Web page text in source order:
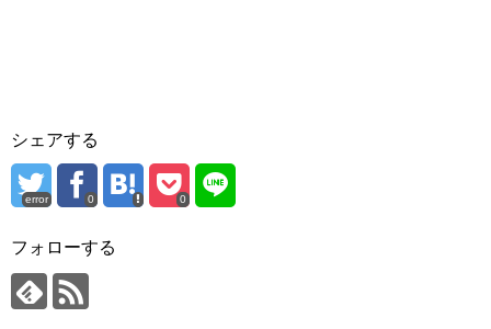
シェアする
error 0 0
フォローする